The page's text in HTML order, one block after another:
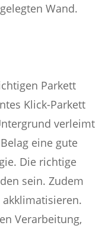
Wand.
Parkett
Klick-Parkett
verleimt
eine gute
Die richtige
sein. Zudem
Verarbeitung,